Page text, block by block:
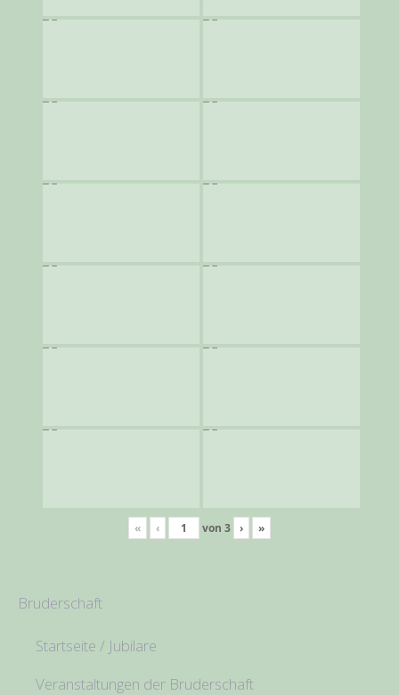
« ‹ von 3 › »
Bruderschaft
Startseite / Jubilare
Veranstaltungen der Bruderschaft